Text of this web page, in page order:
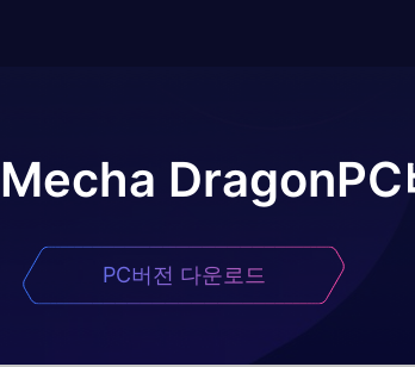
Mecha Dragon
PC버전 다운로드